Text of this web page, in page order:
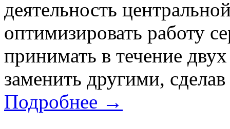
деятельность
оптимизировать работу
принимать в течение
заменить другими,
Подробнее →